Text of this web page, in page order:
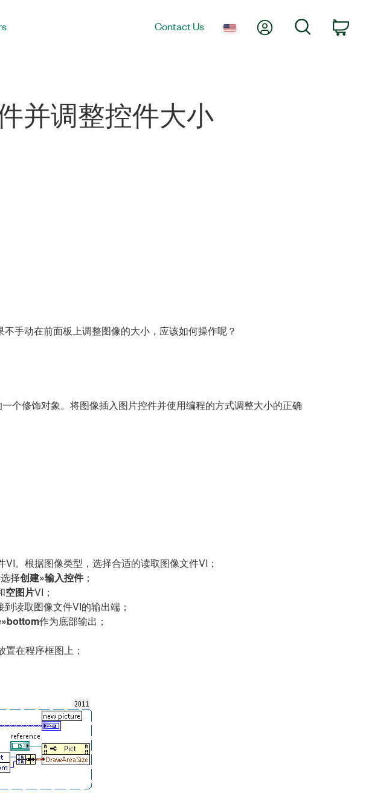
Contact Us My AccountSearch
并调整控件大小
手动在前面板上调整图像的大小，应该如何操作呢？
个修饰对象。将图像插入图片控件并使用编程的方式调整大小的正确
VI。根据图像类型，选择合适的读取图像文件VI；
择创建»输入控件；
空图片VI；
读取图像文件VI的输出端；
作为底部输出；
在程序框图上；